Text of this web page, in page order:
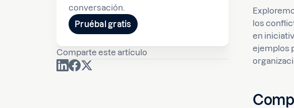
conversación.
Pruébal gratis
Comparte este artículo
los
en
ejemplos